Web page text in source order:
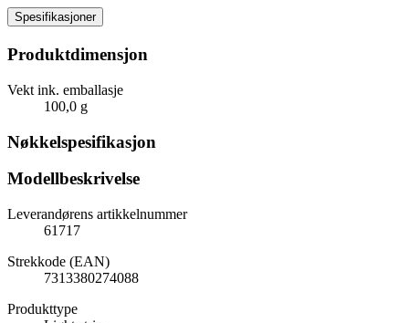
Spesifikasjoner
Produktdimensjon
Vekt ink. emballasje
100,0 g
Nøkkelspesifikasjon
Modellbeskrivelse
Leverandørens artikkelnummer
61717
Strekkode (EAN)
7313380274088
Produkttype